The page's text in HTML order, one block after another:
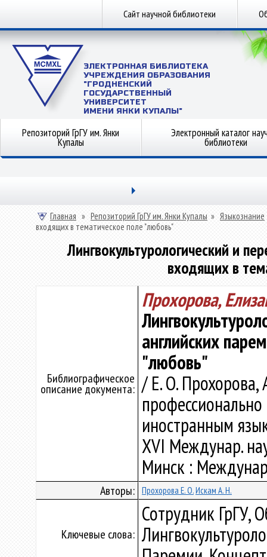
Сайт научной библиотеки
ЭЛЕКТРОННАЯ БИБЛИОТЕКА
УЧРЕЖДЕНИЯ ОБРАЗОВАНИЯ
"ГРОДНЕНСКИЙ
ГОСУДАРСТВЕННЫЙ
УНИВЕРСИТЕТ
ИМЕНИ ЯНКИ КУПАЛЫ"
Репозиторий ГрГУ им. Янки
Купалы
Электронный каталог
библиотеки
Главная » Репозиторий ГрГУ им. Янки Купалы » Языкознание
входящих в тематическое поле "любовь"
Лингвокультурологический и
входящих в
Библиографическое
описание документа:
Прохорова,
английских
"любовь"
/ Е. О. Прохорова,
иностранным
XVI Междунар.
Минск :
Авторы: Прохорова Е. О.Искам А. Н.
Ключевые слова:
Сотрудник ГрГУ,